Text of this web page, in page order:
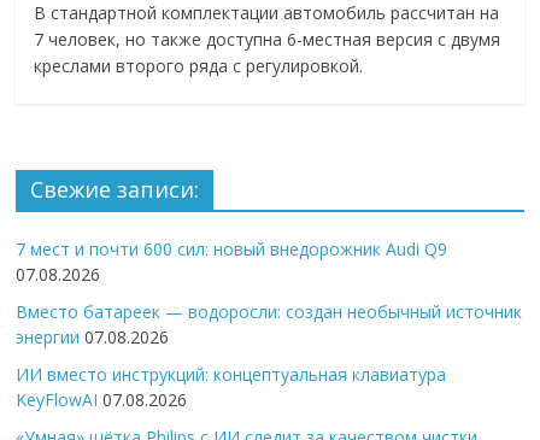
В стандартной комплектации автомобиль рассчитан на
7 человек, но также доступна 6-местная версия с двумя
креслами второго ряда с регулировкой.
Свежие записи:
7 мест и почти 600 сил: новый внедорожник Audi Q9
07.08.2026
Вместо батареек — водоросли: создан необычный источник
энергии 07.08.2026
ИИ вместо инструкций: концептуальная клавиатура
KeyFlowAI 07.08.2026